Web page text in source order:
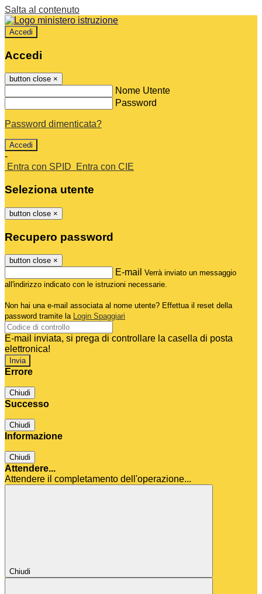
Salta al contenuto
Accedi
Accedi
button close ×
Nome Utente
Password
Password dimenticata?
-
Entra con SPID
Entra con CIE
Seleziona utente
button close ×
Recupero password
button close ×
E-mail Verrà inviato un messaggio
all'indirizzo indicato con le istruzioni necessarie.
Non hai una e-mail associata al nome utente? Effettua il reset della
password tramite la Login Spaggiari
E-mail inviata, si prega di controllare la casella di posta
elettronica!
Errore
Chiudi
Successo
Chiudi
Informazione
Chiudi
Attendere...
Attendere il completamento dell'operazione...
Chiudi